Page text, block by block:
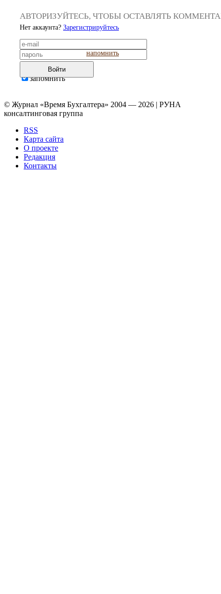
АВТОРИЗУЙТЕСЬ, ЧТОБЫ ОСТАВЛЯТЬ
Нет аккаунта? Зарегистрируйтесь
напомнить
Войти
запомнить
© Журнал «Время Бухгалтера» 2004 — 2026 | РУНА
консалтинговая группа
RSS
Карта сайта
О проекте
Редакция
Контакты